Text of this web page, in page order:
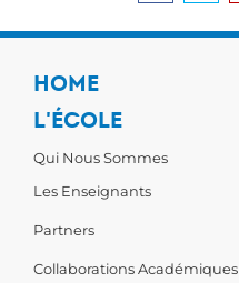
HOME
L'ÉCOLE
Qui Nous Sommes
Les Enseignants
Partners
Collaborations Académiques